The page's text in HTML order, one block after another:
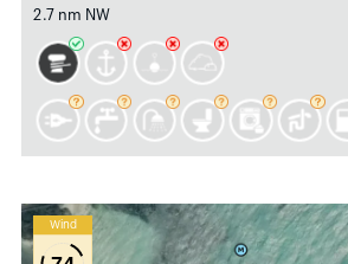
2.7 nm NW
Wind